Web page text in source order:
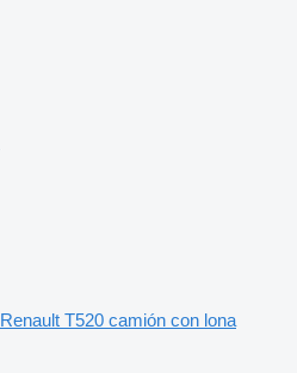
Renault T520 camión con lona